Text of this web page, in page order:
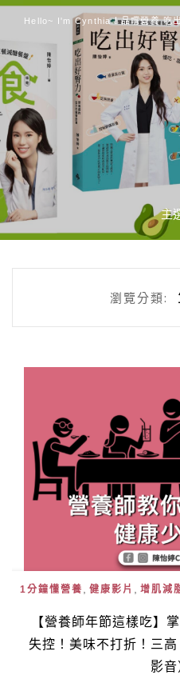
Hello~ I'm Cynthia！品嚐營養 吃出
主
瀏覽分類:
1分鐘懂營養 健康影片 增肌減
【營養師年節這樣吃】
失控！美味不打折！三
影音